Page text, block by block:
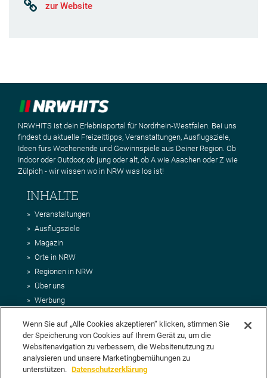
zur Website
NRWHITS ist dein Erlebnisportal für Nordrhein-Westfalen. Bei uns
findest du aktuelle Freizeittipps, Veranstaltungen, Ausflugsziele,
Ideen fürs Wochenende und Gewinnspiele aus Deiner Region. Ob
Indoor oder Outdoor, ob jung oder alt, ob A wie Aaachen oder Z wie
Zülpich - wir wissen wo in NRW was los ist!
INHALTE
Veranstaltungen
Ausflugsziele
Magazin
Orte in NRW
Regionen in NRW
Über uns
Werbung
Impressum
AGB
Datenschutz
DEIN VORSCHLAG FÜR NRWHITS
Wenn Sie auf „Alle Cookies akzeptieren“ klicken, stimmen Sie
der Speicherung von Cookies auf Ihrem Gerät zu, um die
Websitenavigation zu verbessern, die Websitenutzung zu
analysieren und unsere Marketingbemühungen zu
unterstützen. Datenschutzerklärung